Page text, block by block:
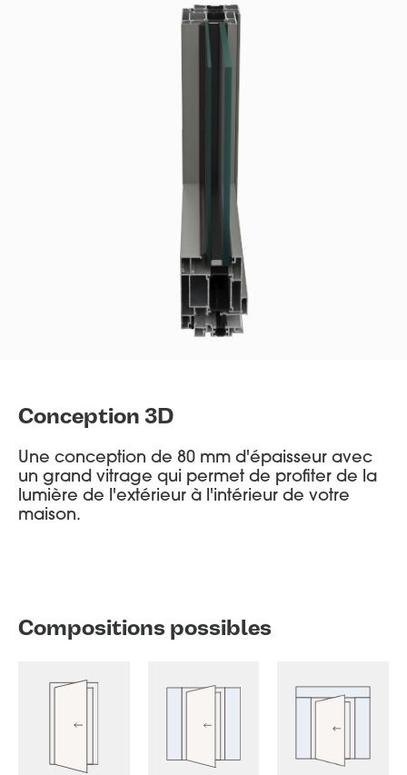
Conception 3D
Une conception de 80 mm d'épaisseur avec
un grand vitrage qui permet de profiter de la
lumière de l'extérieur à l'intérieur de votre
maison.
Compositions possibles